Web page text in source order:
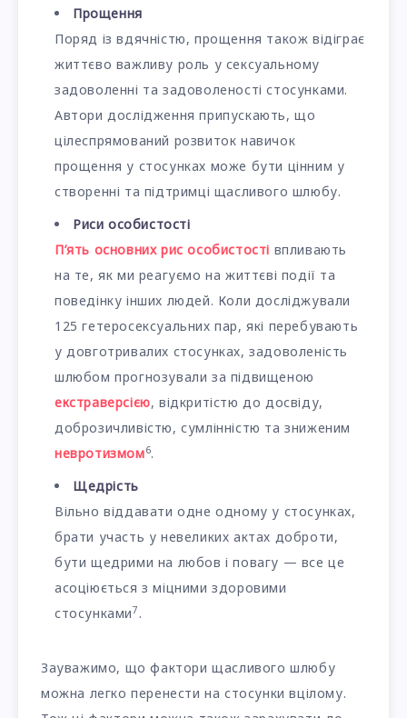
Прощення
Поряд із вдячністю, прощення також відіграє
життєво важливу роль у сексуальному
задоволенні та задоволеності стосунками.
Автори дослідження припускають, що
цілеспрямований розвиток навичок
прощення у стосунках може бути цінним у
створенні та підтримці щасливого шлюбу.
Риси особистості
П’ять основних рис особистості впливають
на те, як ми реагуємо на життєві події та
поведінку інших людей. Коли досліджували
125 гетеросексуальних пар, які перебувають
у довготривалих стосунках, задоволеність
шлюбом прогнозували за підвищеною
екстраверсією, відкритістю до досвіду,
доброзичливістю, сумлінністю та зниженим
невротизмом6.
Щедрість
Вільно віддавати одне одному у стосунках,
брати участь у невеликих актах доброти,
бути щедрими на любов і повагу — все це
асоціюється з міцними здоровими
стосунками7 .
Зауважимо, що фактори щасливого шлюбу
можна легко перенести на стосунки вцілому.